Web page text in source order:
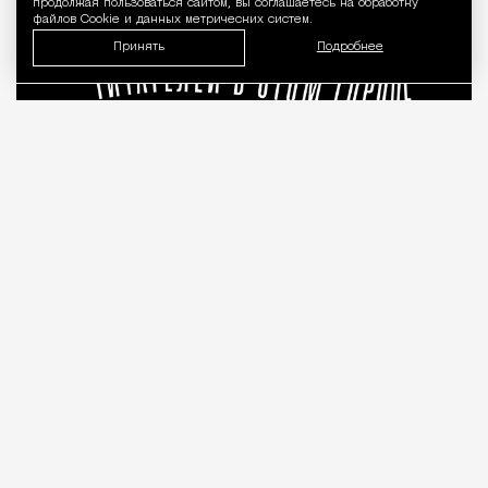
продолжая пользоваться сайтом, вы соглашаетесь на обработку
файлов Cookie и данных метрических систем.
Принять Подробнее